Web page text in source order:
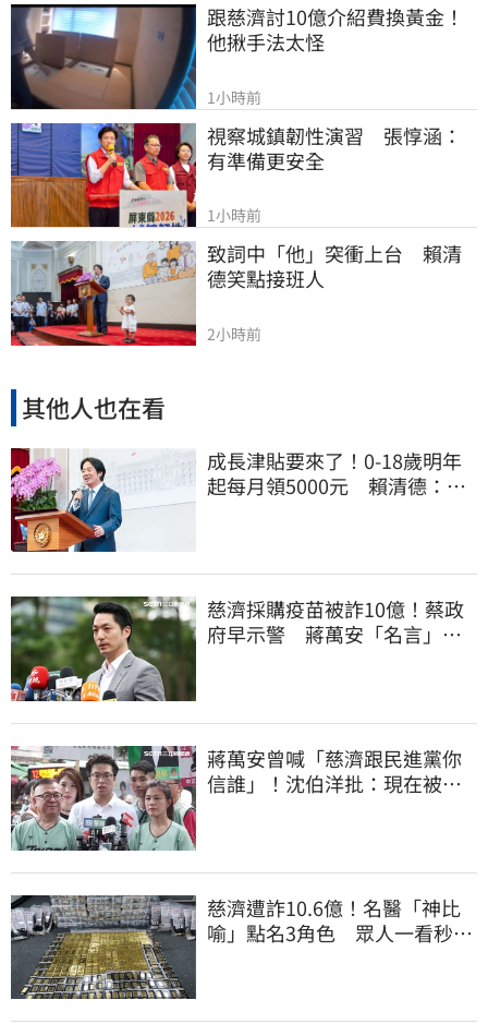
跟慈濟討10億介紹費換黃金！
他揪手法太怪
1小時前
視察城鎮韌性演習　張惇涵：
有準備更安全
1小時前
致詞中「他」突衝上台　賴清
德笑點接班人
2小時前
其他人也在看
成長津貼要來了！0-18歲明年
起每月領5000元 賴清德：此
慈濟採購疫苗被詐10億！蔡政
府早示警 蔣萬安「名言」翻
蔣萬安曾喊「慈濟跟民進黨你
信誰」！沈伯洋批：現在被發
慈濟遭詐10.6億！名醫「神比
喻」點名3角色 眾人一看秒懂